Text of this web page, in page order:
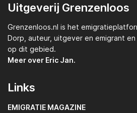
Uitgeverij Grenzenloos
Grenzenloos.nl is het
Dorp, auteur, uitgever en emigrant en
op dit gebied.
Meer over Eric Jan.
Links
EMIGRATIE MAGAZINE